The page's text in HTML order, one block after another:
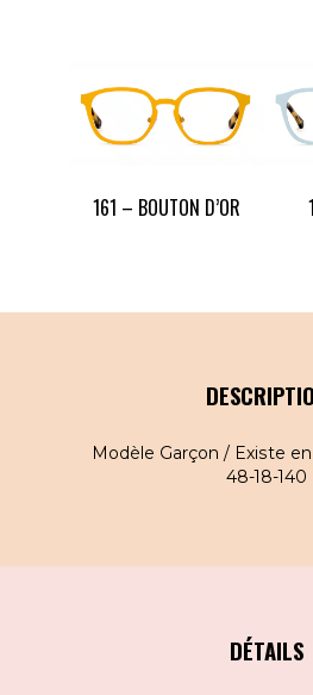
161 – BOUTON D’OR
Modèle Garçon / Existe
48-18-140
DÉTAILS